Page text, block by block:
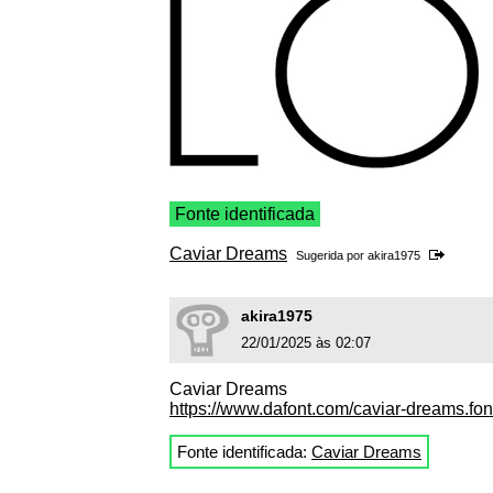
Fonte identificada
Caviar Dreams Sugerida por akira1975
akira1975
22/01/2025 às 02:07
Caviar Dreams
https://www.dafont.com/caviar-
Fonte identificada: Caviar Dreams